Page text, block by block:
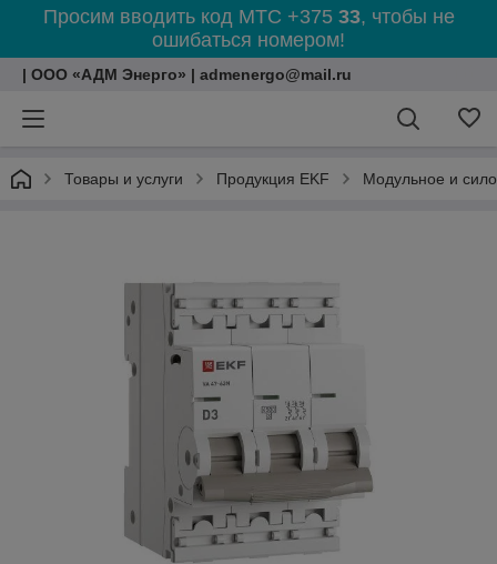
Просим вводить код МТС +375 33, чтобы не
ошибаться номером!
| ООО «АДМ Энерго» | admenergo@mail.ru
Товары и услуги Продукция EKF Модульное и